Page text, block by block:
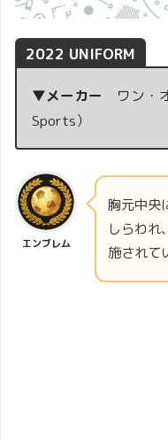
2022 UNIFORM
▼メーカー ワン・
Sports）
エンブレム
胸元中央
しらわれ
施されて